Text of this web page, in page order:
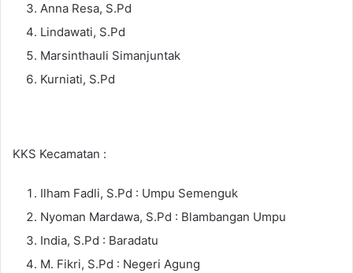
Anna Resa, S.Pd
Lindawati, S.Pd
Marsinthauli Simanjuntak
Kurniati, S.Pd
KKS Kecamatan :
Ilham Fadli, S.Pd : Umpu Semenguk
Nyoman Mardawa, S.Pd : Blambangan Umpu
India, S.Pd : Baradatu
M. Fikri, S.Pd : Negeri Agung